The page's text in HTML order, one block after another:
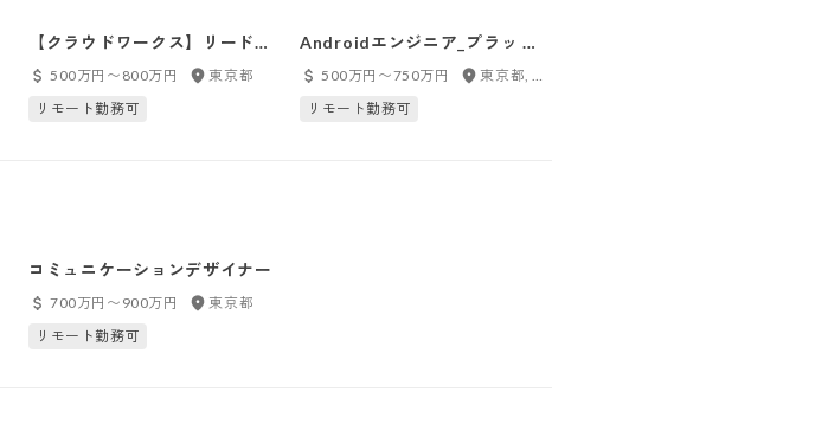
【クラウドワークス】リードエ
ンジニア
500万円〜800万円
東京都
リモート勤務可
Androidエンジニア_プラッ ト
フォーム開発3グル ープ
500万円〜750万円
東京都, 神奈川県, 千葉県, 埼玉県
リモート勤務可
コミュニケーションデザイナー
700万円〜900万円
東京都
リモート勤務可